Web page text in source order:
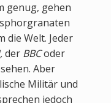
genug, gehen
die Welt. Jeder
derBBCoder
Aber
Militär und
jedoch